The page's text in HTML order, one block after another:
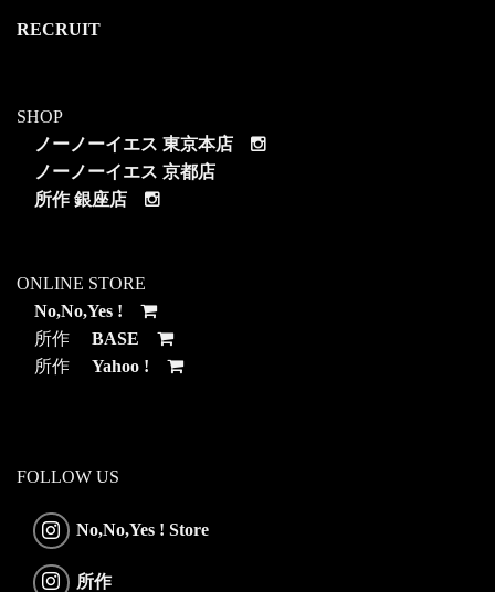
RECRUIT
SHOP
ノーノーイエス 東京本店
ノーノーイエス 京都店
所作 銀座店
ONLINE STORE
No,No,Yes !
所作 BASE
所作 Yahoo !
FOLLOW US
No,No,Yes ! Store
所作